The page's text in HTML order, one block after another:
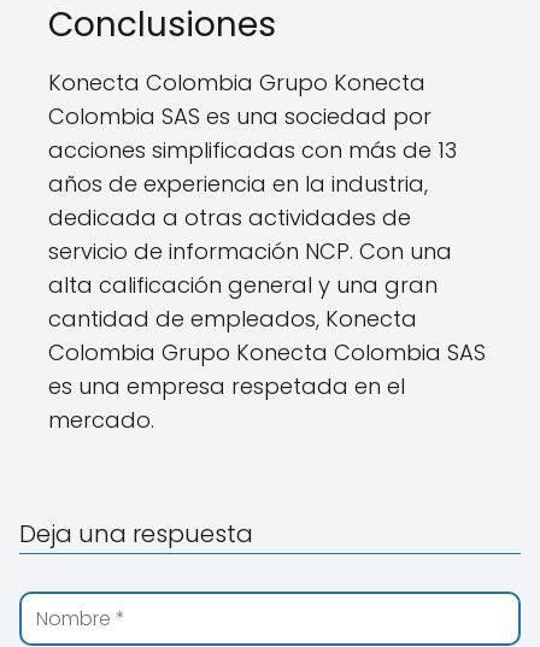
Conclusiones
Konecta Colombia Grupo Konecta
Colombia SAS es una sociedad por
acciones simplificadas con más de 13
años de experiencia en la industria,
dedicada a otras actividades de
servicio de información NCP. Con una
alta calificación general y una gran
cantidad de empleados, Konecta
Colombia Grupo Konecta Colombia SAS
es una empresa respetada en el
mercado.
Deja una respuesta